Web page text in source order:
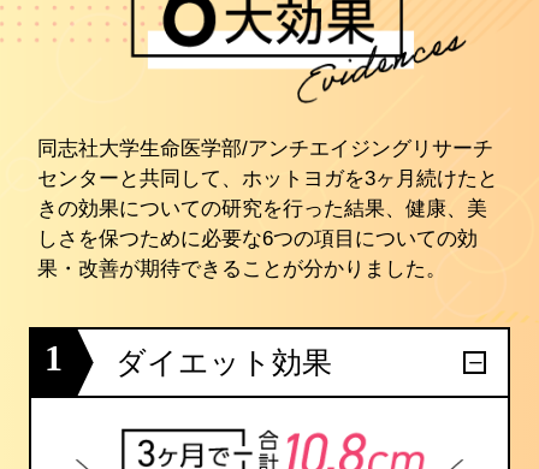
同志社大学生命医学部/アンチエイジングリサーチ
センターと共同して、ホットヨガを3ヶ月続けたと
きの効果についての研究を行った結果、健康、美
しさを保つために必要な6つの項目についての効
果・改善が期待できることが分かりました。
1 ダイエット効果